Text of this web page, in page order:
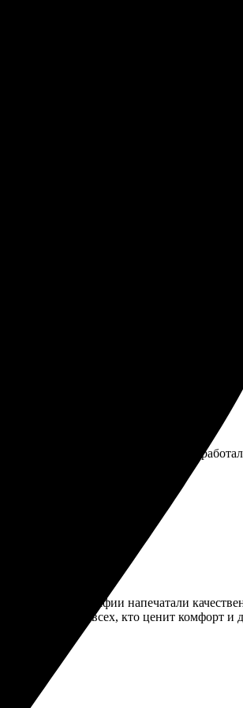
10х15, все сделали без задержек.
заказ быстро. Весь процесс от загрузки
снова!
быстро, качество на высоте. Упаковка
на высоте. Оперативно
сайте, а фотографии напечатали
для всех, кто ценит комфорт и